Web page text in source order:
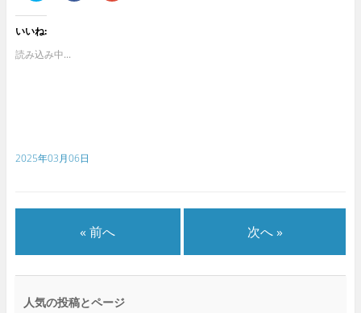
ク
て
w
し
ド
ま
)
ッ
ク
さ
(
新
い
ィ
ド
ウ
ド
ま
)
いいね:
読み込み中...
2025年03月06日
« 前へ 次へ »
人気の投稿とページ